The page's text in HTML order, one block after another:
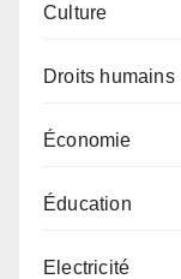
Culture
Droits humains
Économie
Éducation
Electricité